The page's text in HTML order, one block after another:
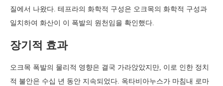
질에서 나왔다. 테프라의 화학적 구성은 오크목의 화학적 구성과
일치하여 화산이 이 폭발의 원천임을 확인했다.
장기적 효과
오크목 폭발의 물리적 영향은 결국 가라앉았지만, 이로 인한 정치
적 불안은 수십 년 동안 지속되었다. 옥타비아누스가 마침내 로마